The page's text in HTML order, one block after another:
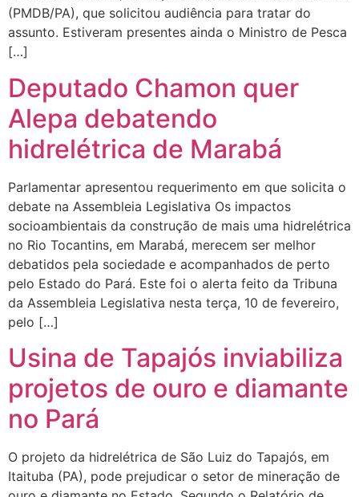
(PMDB/PA), que solicitou audiência para tratar do
assunto. Estiveram presentes ainda o Ministro de Pesca
[…]
Deputado Chamon quer
Alepa debatendo
hidrelétrica de Marabá
Parlamentar apresentou requerimento em que solicita o
debate na Assembleia Legislativa Os impactos
socioambientais da construção de mais uma hidrelétrica
no Rio Tocantins, em Marabá, merecem ser melhor
debatidos pela sociedade e acompanhados de perto
pelo Estado do Pará. Este foi o alerta feito da Tribuna
da Assembleia Legislativa nesta terça, 10 de fevereiro,
pelo […]
Usina de Tapajós inviabiliza
projetos de ouro e diamante
no Pará
O projeto da hidrelétrica de São Luiz do Tapajós, em
Itaituba (PA), pode prejudicar o setor de mineração de